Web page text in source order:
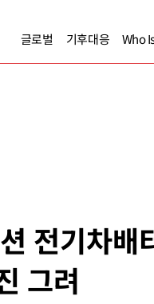
글로벌 기후대응 Who
전기차배
그려